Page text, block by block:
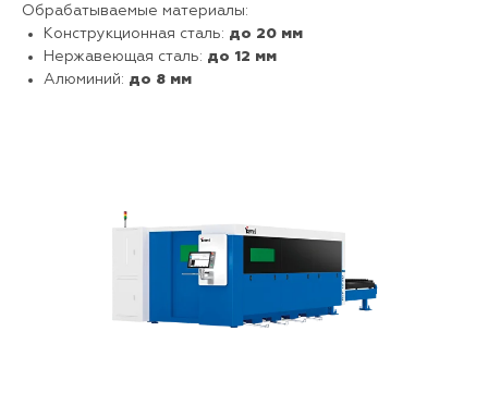
Обрабатываемые материалы:
Конструкционная сталь: до 20 мм
Нержавеющая сталь: до 12 мм
Алюминий: до 8 мм